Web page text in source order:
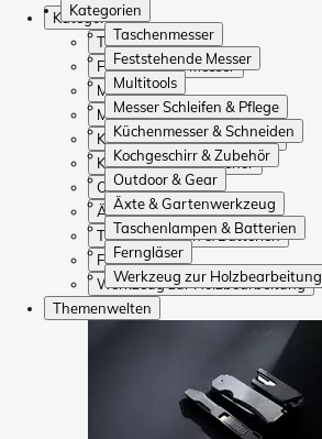
Kategorien
Taschenmesser
Feststehende Messer
Multitools
Messer Schleifen & Pflege
Küchenmesser & Schneiden
Kochgeschirr & Zubehör
Outdoor & Gear
Äxte & Gartenwerkzeug
Taschenlampen & Batterien
Ferngläser
Werkzeug zur Holzbearbeitung
Kategorien
Taschenmesser
Feststehende Messer
Multitools
Messer Schleifen & Pflege
Küchenmesser & Schneiden
Kochgeschirr & Zubehör
Outdoor & Gear
Äxte & Gartenwerkzeug
Taschenlampen & Batterien
Ferngläser
Werkzeug zur Holzbearbeitung
Themenwelten